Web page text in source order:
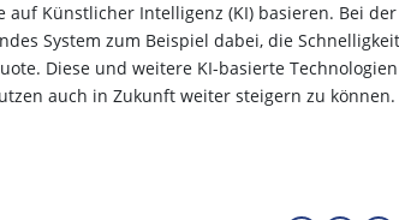
Künstlicher Intelligenz (KI) basieren. Bei der
System zum Beispiel dabei, die
Diese und weitere KI-basierte Technologien
auch in Zukunft weiter steigern zu können.